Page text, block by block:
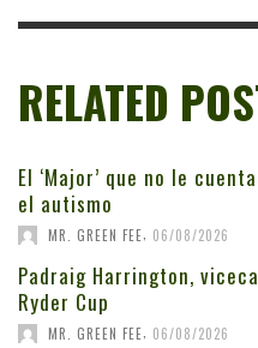
RELATED
El ‘Major’ que no le
el autismo
MR. GREEN FEE, 06/08/2026
Padraig Harrington,
Ryder Cup
MR. GREEN FEE 06/08/2026